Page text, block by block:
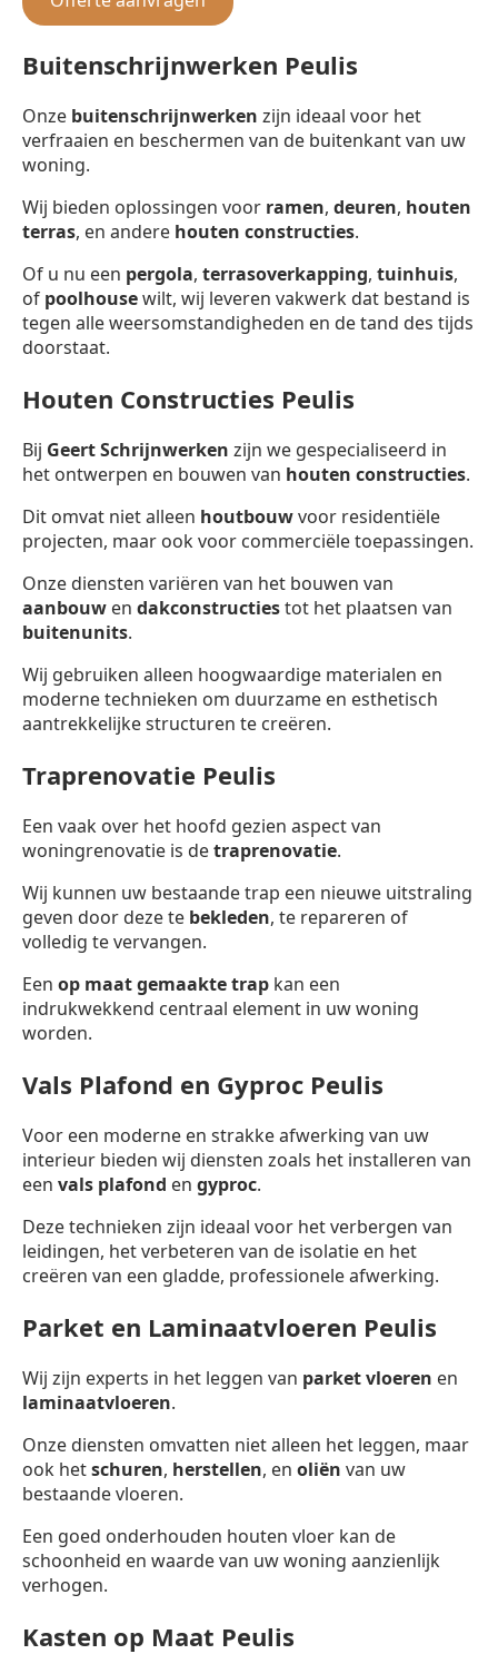
Buitenschrijnwerken Peulis
Onze buitenschrijnwerken zijn ideaal voor het
verfraaien en beschermen van de buitenkant van uw
woning.
Wij bieden oplossingen voor ramen, deuren, houten
terras, en andere houten constructies.
Of u nu een pergola, terrasoverkapping, tuinhuis,
of poolhousewilt, wij leveren vakwerk dat bestand is
tegen alle weersomstandigheden en de tand des tijds
doorstaat.
Houten Constructies Peulis
Bij Geert Schrijnwerken zijn we gespecialiseerd in
het ontwerpen en bouwen van houten constructies.
Dit omvat niet alleen houtbouwvoor residentiële
projecten, maar ook voor commerciële toepassingen.
Onze diensten variëren van het bouwen van
aanbouw en dakconstructiestot het plaatsen van
buitenunits.
Wij gebruiken alleen hoogwaardige materialen en
moderne technieken om duurzame en esthetisch
aantrekkelijke structuren te creëren.
Traprenovatie Peulis
Een vaak over het hoofd gezien aspect van
woningrenovatie is detraprenovatie.
Wij kunnen uw bestaande trap een nieuwe uitstraling
geven door deze te bekleden, te repareren of
volledig te vervangen.
Een op maat gemaakte trap kan een
indrukwekkend centraal element in uw woning
worden.
Vals Plafond en Gyproc Peulis
Voor een moderne en strakke afwerking van uw
interieur bieden wij diensten zoals het installeren van
een vals plafond en gyproc.
Deze technieken zijn ideaal voor het verbergen van
leidingen, het verbeteren van de isolatie en het
creëren van een gladde, professionele afwerking.
Parket en Laminaatvloeren Peulis
Wij zijn experts in het leggen van parket vloeren en
laminaatvloeren.
Onze diensten omvatten niet alleen het leggen, maar
ook hetschuren, herstellen, en oliën van uw
bestaande vloeren.
Een goed onderhouden houten vloer kan de
schoonheid en waarde van uw woning aanzienlijk
verhogen.
Kasten op Maat Peulis